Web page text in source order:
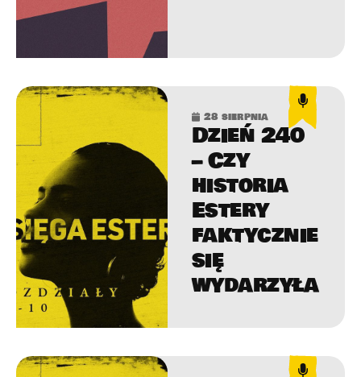
28 sierpnia
Dzień 240
– Czy
historia
Estery
faktycznie
się
wydarzyła